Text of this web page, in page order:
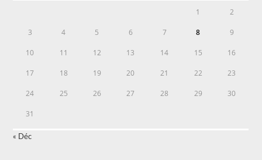
1 2
3 4 5 6 7 8 9
10 11 12 13 14 15 16
17 18 19 20 21 22 23
24 25 26 27 28 29 30
31
« Déc